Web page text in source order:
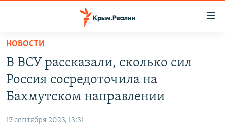
Вернуться
основному
содержанию
Вернутся
главной
навигации
СПЕЦПРОЕКТЫ
11 ЛЕТ ОККУПАЦИИ КРЫМА. 11 ИСТОРИЙ СОПРОТИВЛЕНИЯ
ВОДА
ЕЩЕ
НОВОСТИ
В ВСУ рассказали, сколько сил
Россия сосредоточила на
Бахмутском направлении
17 сентября 2023, 13:31